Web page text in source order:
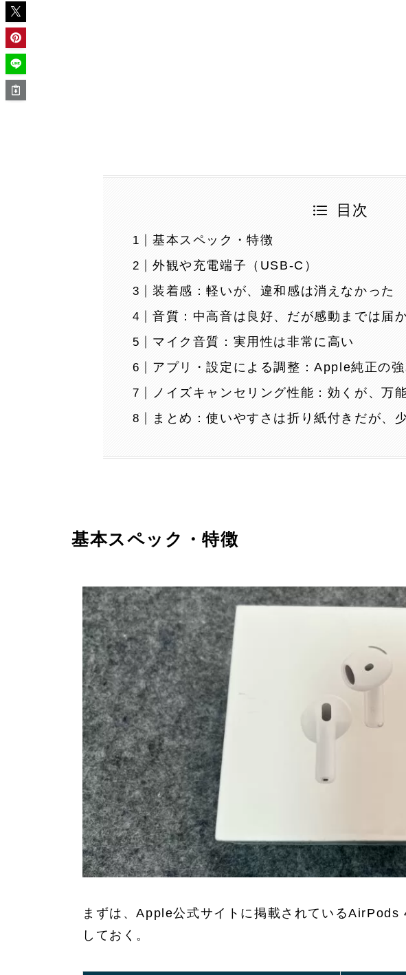
目次
基本スペック・特徴
外観や充電端子（USB-C）
装着感：軽いが、違和感は消えなかった
音質：中高音は良好、だが感動までは届
マイク音質：実用性は非常に高い
アプリ・設定による調整：Apple純正の強
ノイズキャンセリング性能：効くが、万
まとめ：使いやすさは折り紙付きだが、
基本スペック・特徴
まずは、Apple公式サイトに掲載されているAirPods
しておく。